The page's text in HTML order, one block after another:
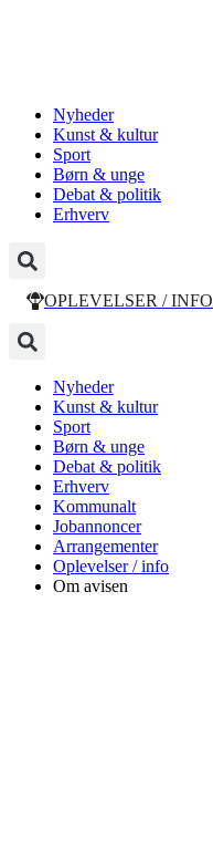
Nyheder
Kunst & kultur
Sport
Børn & unge
Debat & politik
Erhverv
OPLEVELSER / INFO
Nyheder
Kunst & kultur
Sport
Børn & unge
Debat & politik
Erhverv
Kommunalt
Jobannoncer
Arrangementer
Oplevelser / info
Om avisen